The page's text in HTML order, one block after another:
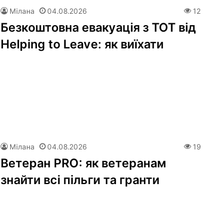
Мілана 04.08.2026 12
Безкоштовна евакуація з ТОТ від
Helping to Leave: як виїхати
Мілана 04.08.2026 19
Ветеран PRO: як ветеранам
знайти всі пільги та гранти